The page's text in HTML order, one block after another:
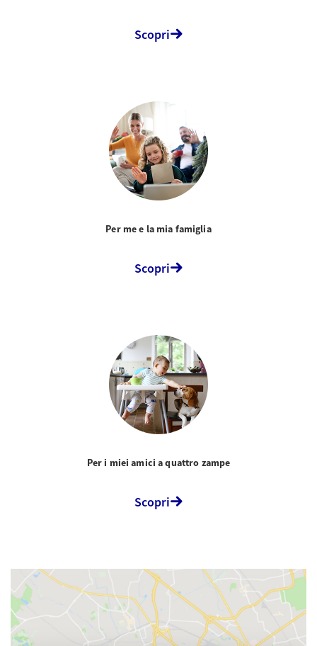
Scopri
Per me e la mia famiglia
Scopri
Per i miei amici a quattro zampe
Scopri